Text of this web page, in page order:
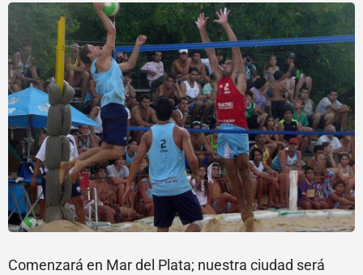
Comenzará en Mar del Plata; nuestra ciudad será